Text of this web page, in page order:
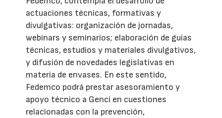
actuaciones técnicas, formativas y
divulgativas: organización de jornadas,
webinars y seminarios; elaboración de guías
técnicas, estudios y materiales divulgativos,
y difusión de novedades legislativas en
materia de envases. En este sentido,
Fedemco podrá prestar asesoramiento y
apoyo técnico a Genci en cuestiones
relacionadas con la prevención,